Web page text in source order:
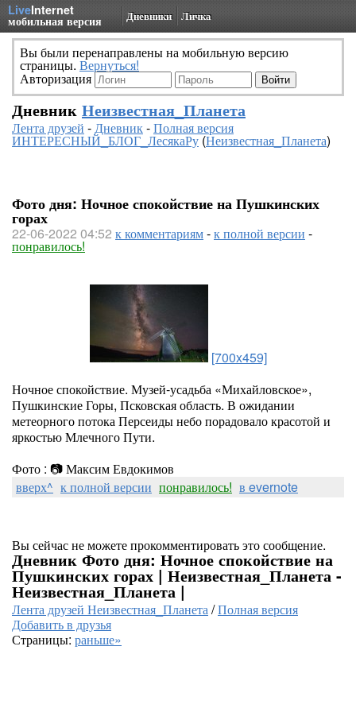
LiveInternet
мобильная версия Дневники Личка
Вы были перенаправлены на мобильную версию
страницы. Вернуться!
Авторизация
Дневник Неизвестная_Планета
Лента друзей -Дневник-Полная версия
ИНТЕРЕСНЫЙ_БЛОГ_ЛесякаРу(Неизвестная_Планета)
Фото дня: Ночное спокойствие на Пушкинских
горах
22-06-2022 04:52 к комментариям-к полной версии -
понравилось!
[700x459]
Ночное спокойствие. Музей-усадьба «Михайловское»,
Пушкинские Горы, Псковская область. В ожидании
метеорного потока Персеиды небо порадовало красотой и
яркостью Млечного Пути.
Фото : 📷 Максим Евдокимов
вверх^ к полной версии понравилось! в evernote
Вы сейчас не можете прокомментировать это сообщение.
Дневник Фото дня: Ночное спокойствие на
Пушкинских горах | Неизвестная_Планета -
Неизвестная_Планета |
Лента друзей Неизвестная_Планета/Полная версия
Добавить в друзья
Страницы: раньше»